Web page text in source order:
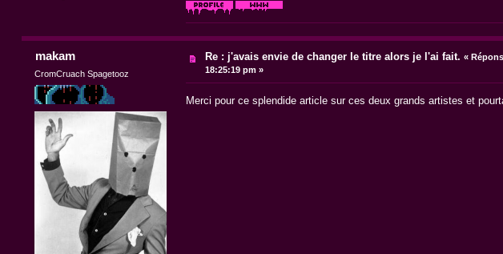
makam
CromCruach Spagetooz
Re : j'avais envie de changer le titre alors je l'ai fait. «
18:25:19 pm »
Merci pour ce splendide article sur ces deux grands artistes et